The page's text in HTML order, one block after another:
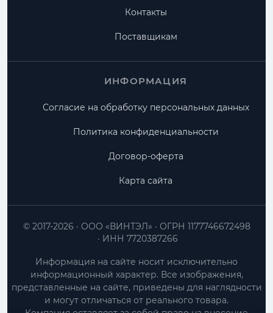
Контакты
Поставщикам
ИНФОРМАЦИЯ
Согласие на обработку персональных данных
Политика конфиденциальности
Договор-оферта
Карта сайта
ООО «ВИНТЭЛ»
ОГРН 1177746672498
ИНН 7720387266
© 2017-2026
Информация на сайте носит исключительно
информационный характер. Все изображения,
представленные на сайте, приведены для наглядности
и могут отличаться от реального товара.